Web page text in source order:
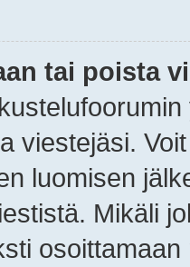
tai poista
viestejäsi.
luomisen
Mikäli